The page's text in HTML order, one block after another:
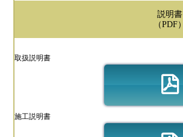
説明書
（PDF）
取扱説明書
施工説明書